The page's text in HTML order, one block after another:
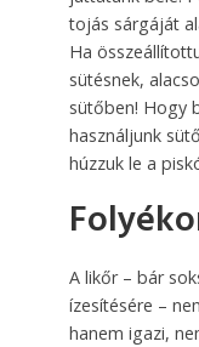
tojás sárgáját
Ha
sütésnek,
sütőben! Hogy
használjunk
húzzuk le a
A likőr – bár
ízesítésére –
hanem igazi,